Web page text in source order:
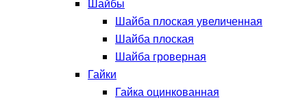
Шайбы
Шайба плоская увеличенная
Шайба плоская
Шайба гроверная
Гайки
Гайка оцинкованная